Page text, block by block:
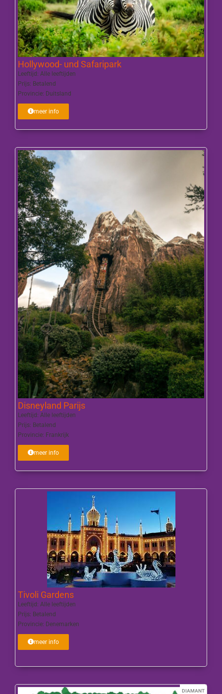
Hollywood- und Safaripark
Leeftijd: Alle leeftijden
Prijs: Betalend
Provincie: Duitsland
meer info
Disneyland Parijs
Leeftijd: Alle leeftijden
Prijs: Betalend
Provincie: Frankrijk
meer info
Tivoli Gardens
Leeftijd: Alle leeftijden
Prijs: Betalend
Provincie: Denemarken
meer info
DIAMANT